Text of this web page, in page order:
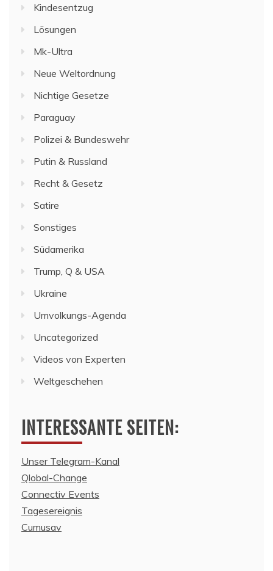
Kindesentzug
Lösungen
Mk-Ultra
Neue Weltordnung
Nichtige Gesetze
Paraguay
Polizei & Bundeswehr
Putin & Russland
Recht & Gesetz
Satire
Sonstiges
Südamerika
Trump, Q & USA
Ukraine
Umvolkungs-Agenda
Uncategorized
Videos von Experten
Weltgeschehen
INTERESSANTE SEITEN:
Unser Telegram-Kanal
Qlobal-Change
Connectiv Events
Tagesereignis
Cumusav